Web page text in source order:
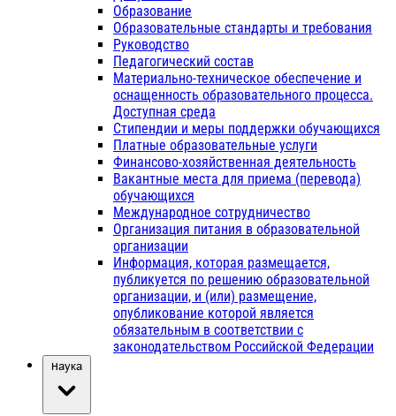
Образование
Образовательные стандарты и требования
Руководство
Педагогический состав
Материально-техническое обеспечение и
оснащенность образовательного процесса.
Доступная среда
Стипендии и меры поддержки обучающихся
Платные образовательные услуги
Финансово-хозяйственная деятельность
Вакантные места для приема (перевода)
обучающихся
Международное сотрудничество
Организация питания в образовательной
организации
Информация, которая размещается,
публикуется по решению образовательной
организации, и (или) размещение,
опубликование которой является
обязательным в соответствии с
законодательством Российской Федерации
Наука